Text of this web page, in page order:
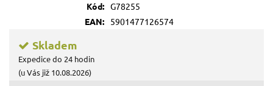
Kód: G78255
EAN:
5901477126574
Skladem
Expedice do 24 hodin
(u Vás již 10.08.2026)